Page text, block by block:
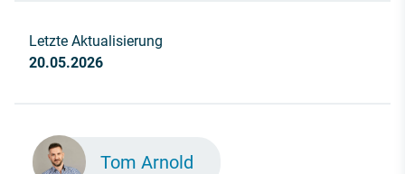
Letzte Aktualisierung
20.05.2026
Tom Arnold